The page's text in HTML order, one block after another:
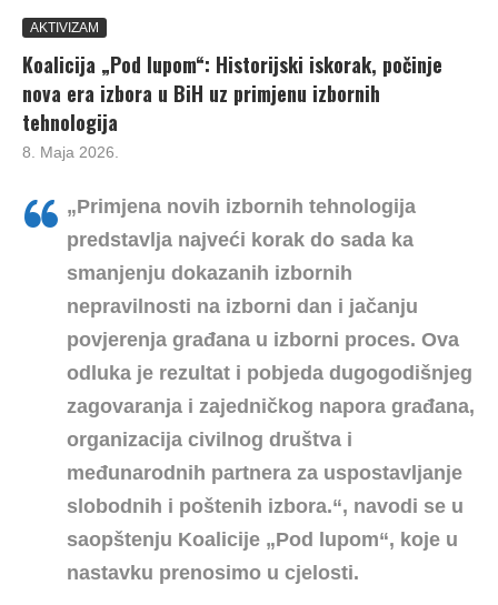
AKTIVIZAM
Koalicija „Pod lupom“: Historijski iskorak, počinje
nova era izbora u BiH uz primjenu izbornih
tehnologija
8. Maja 2026.
„Primjena novih izbornih tehnologija
predstavlja najveći korak do sada ka
smanjenju dokazanih izbornih
nepravilnosti na izborni dan i jačanju
povjerenja građana u izborni proces. Ova
odluka je rezultat i pobjeda dugogodišnjeg
zagovaranja i zajedničkog napora građana,
organizacija civilnog društva i
međunarodnih partnera za uspostavljanje
slobodnih i poštenih izbora.“, navodi se u
saopštenju Koalicije „Pod lupom“, koje u
nastavku prenosimo u cjelosti.